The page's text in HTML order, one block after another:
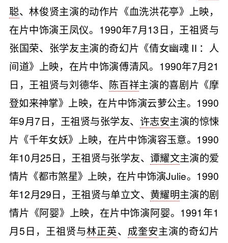
聪、林俊贤主演的动作片《血洗洪花亭》上映，
在片中饰演王凤仪。1990年7月13日，王祖贤与
张国荣、张学友主演的奇幻片《倩女幽魂Ⅱ：人
间道》上映，在片中饰演傅清风。1990年7月21
日，王祖贤与刘德华、 陈百祥主演的喜剧片《摩
登如来神掌》上映，在片中饰演云萝公主。1990
年9月7日，王祖贤与张学友、 许志安主演的惊悚
片《千年女妖》上映，在片中饰演容玉意。1990
年10月25日，王祖贤与张学友、 谭耀文主演的爱
情片《都市煞星》上映，在片中饰演Julie。1990
年12月29日，王祖贤与单立文、 黄耀明主演的剧
情片《阿婴》上映，在片中饰演阿婴。1991年1
月5日，王祖贤与林正英、 成奎安主演的奇幻片